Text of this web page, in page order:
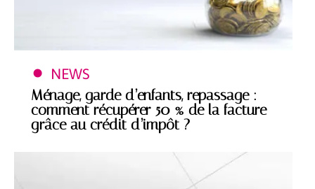
NEWS
Ménage, garde d’enfants, repassage :
comment récupérer 50 % de la facture
grâce au crédit d’impôt ?